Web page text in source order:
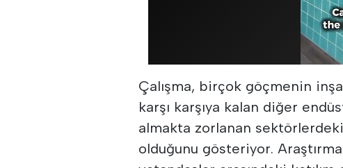
Çalışma, birçok göçmenin
karşı karşıya kalan diğer
almakta zorlanan sektörlerdeki
olduğunu gösteriyor.